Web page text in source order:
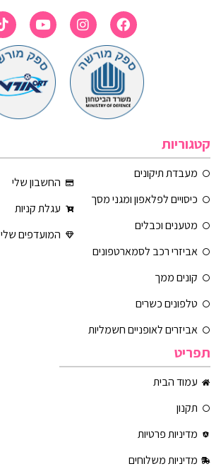
קטגוריות
מעבדת תיקונים
כיסויים לפלאפון ומגני מסך
מטענים וכבלים
אביזרי רכב לסמארטפונים
קונים ממך
טלפונים כשרים
אביזרים לאופניים חשמליות
החשבון שלי
עגלת קניות
המועדפים שלי
תפריט
עמוד הבית
תקנון
מדיניות פרטיות
מדיניות משלוחים